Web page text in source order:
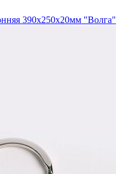
390х250х20мм "Волга"